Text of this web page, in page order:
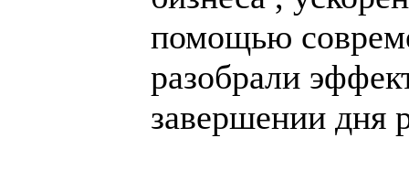
помощью
разобрали
завершении дня